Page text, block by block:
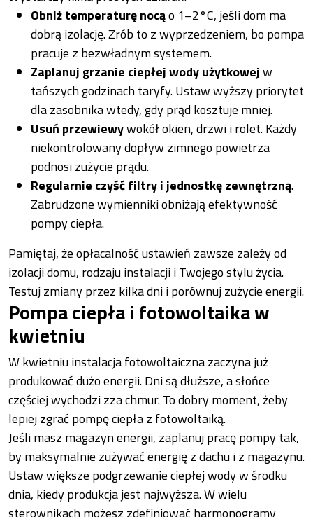
Obniż temperaturę nocąo 1–2°C, jeśli dom ma
dobrą izolację. Zrób to z wyprzedzeniem, bo pompa
pracuje z bezwładnym systemem.
Zaplanuj grzanie ciepłej wody użytkowejw
tańszych godzinach taryfy. Ustaw wyższy priorytet
dla zasobnika wtedy, gdy prąd kosztuje mniej.
Usuń przewiewywokół okien, drzwi i rolet. Każdy
niekontrolowany dopływ zimnego powietrza
podnosi zużycie prądu.
Regularnie czyść filtry i jednostkę zewnętrzną.
Zabrudzone wymienniki obniżają efektywność
pompy ciepła.
Pamiętaj, że opłacalność ustawień zawsze zależy od
izolacji domu, rodzaju instalacji i Twojego stylu życia.
Testuj zmiany przez kilka dni i porównuj zużycie energii.
Pompa ciepła i fotowoltaika w
kwietniu
W kwietniu instalacja fotowoltaiczna zaczyna już
produkować dużo energii. Dni są dłuższe, a słońce
częściej wychodzi zza chmur. To dobry moment, żeby
lepiej zgrać pompę ciepła z fotowoltaiką.
Jeśli masz magazyn energii, zaplanuj pracę pompy tak,
by maksymalnie zużywać energię z dachu i z magazynu.
Ustaw większe podgrzewanie ciepłej wody w środku
dnia, kiedy produkcja jest najwyższa. W wielu